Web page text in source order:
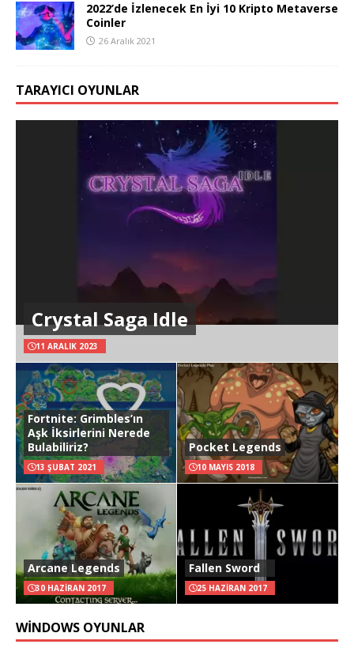
2022’de İzlenecek En İyi 10 Kripto Metaverse
Coinler
26 Aralık 2021
TARAYICI OYUNLAR
Crystal Saga Idle
11 ARALIK 2023
Fortnite: Grimbles’ın
Aşk İksirlerini Nerede
Bulabiliriz?
13 ŞUBAT 2021
Pocket Legends
10 MAYIS 2018
Arcane Legends
30 HAZIRAN 2017
Fallen Sword
25 HAZIRAN 2017
WINDOWS OYUNLAR